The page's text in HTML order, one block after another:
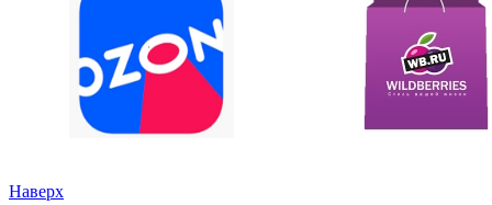
Наверх